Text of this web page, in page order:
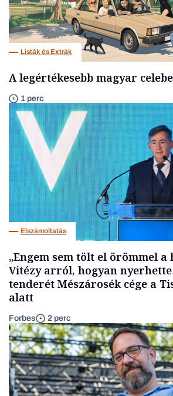
Listák és Extrák
A legértékesebb magyar
1 perc
Elszámoltatás
„Engem sem tölt el örömmel a
Vitézy arról, hogyan nyerhette
tenderét Mészárosék cége a
alatt
Forbes 2 perc